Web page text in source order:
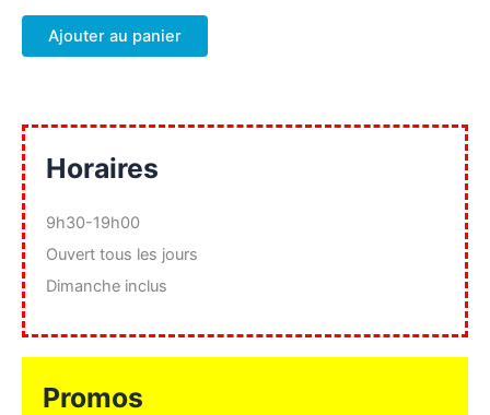
Ajouter au panier
Horaires
9h30-19h00
Ouvert tous les jours
Dimanche inclus
Promos